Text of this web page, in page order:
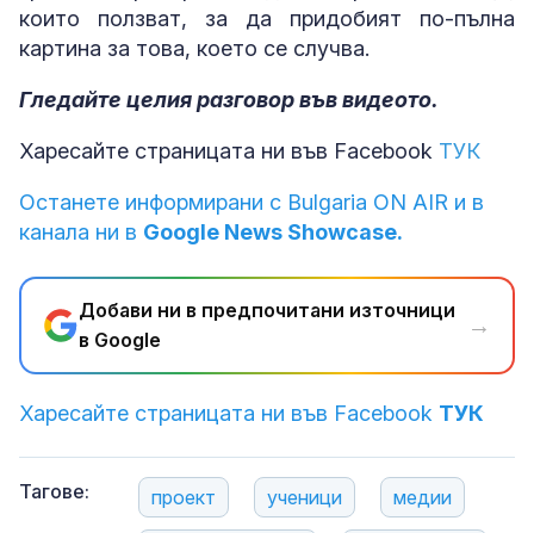
които ползват, за да придобият по-пълна
картина за това, което се случва.
Гледайте целия разговор във видеото.
Харесайте страницата ни във Facebook ТУК
Останете информирани с Bulgaria ON AIR и в
канала ни в Google News Showcase.
Добави ни в предпочитани източници
в Google
→
Харесайте страницата ни във Facebook ТУК
Тагове: проект ученици медии